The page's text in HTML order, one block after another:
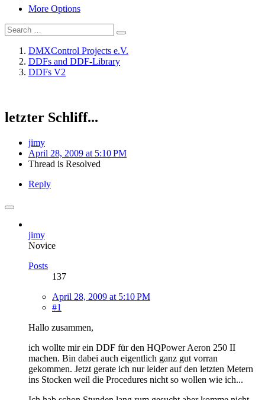
More Options
DMXControl Projects e.V.
DDFs and DDF-Library
DDFs V2
letzter Schliff...
jimy
April 28, 2009 at 5:10 PM
Thread is Resolved
Reply
jimy
Novice
Posts
137
April 28, 2009 at 5:10 PM
#1
Hallo zusammen,
ich wollte mir ein DDF für den HQPower Aeron 250 II
machen. Bin dabei auch eigentlich ganz gut vorran
gekommen. Jetzt gerate ich nur leider auf den letzten Metern
ins Stocken weil die Procedures nicht so wollen wie ich...